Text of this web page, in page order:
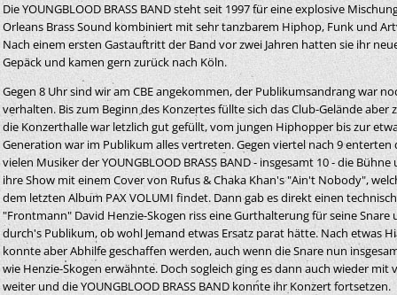
Die YOUNGBLOOD BRASS BAND steht seit 1997 für eine explosive
Orleans Brass Sound kombiniert mit sehr tanzbarem Hiphop, Funk und
Nach einem ersten Gastauftritt der Band vor zwei Jahren hatten sie ihr
Gepäck und kamen gern zurück nach Köln.
Gegen 8 Uhr sind wir am CBE angekommen, der Publikumsandrang war
verhalten. Bis zum Beginn des Konzertes füllte sich das Club-Gelände aber
die Konzerthalle war letzlich gut gefüllt, vom jungen Hiphopper bis zur
Generation war im Publikum alles vertreten. Gegen viertel nach 9 enterten
vielen Musiker der YOUNGBLOOD BRASS BAND - insgesamt 10 - die
ihre Show mit einem Cover von Rufus & Chaka Khan's "Ain't Nobody",
dem letzten Album PAX VOLUMI findet. Dann gab es direkt einen
"Frontmann" David Henzie-Skogen riss eine Gurthalterung für seine Snare
durch's Publikum, ob wohl Jemand etwas Ersatz parat hätte. Nach etwas
konnte aber Abhilfe geschaffen werden, auch wenn die Snare nun
wie Henzie-Skogen erwähnte. Doch sogleich ging es dann auch wieder mit
weiter und die YOUNGBLOOD BRASS BAND konnte ihr Konzert fortsetzen.